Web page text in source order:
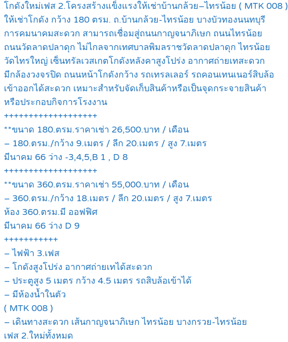
โกดังใหม่เฟส 2.โครงสร้างแข็งแรงให้เช่าบ้านกล้วย–ไทรน้อย ( MTK 008 )
ให้เช่าโกดัง กว้าง 180 ตรม. ถ.บ้านกล้วย-ไทรน้อย บางบัวทองนนทบุรี
การคมนาคมสะดวก สามารถเชื่อมสู่ถนนกาญจนาภิเษก ถนนไทรน้อย
ถนนวัดลาดปลาดุก ไม่ไกลจากเทศบาลพิมลราชวัดลาดปลาดุก ไทรน้อย
วัดไทรใหญ่ เซ็นทรัลเวสเกตโกดังหลังคาสูงโปร่ง อากาศถ่ายเทสะดวก
มีกล้องวงจรปิด ถนนหน้าโกดังกว้าง รถเทรลเลอร์ รถคอนเทนเนอร์สิบล้อ
เข้าออกได้สะดวก เหมาะสำหรับจัดเก็บสินค้าหรือเป็นจุดกระจายสินค้า
หรือประกอบกิจการโรงงาน
+++++++++++++++++++
**ขนาด 180.ตรม.ราคาเช่า 26,500.บาท / เดือน
– 180.ตรม./กว้าง 9.เมตร / ลีก 20.เมตร / สูง 7.เมตร
มีนาคม 66 ว่าง -3,4,5,B 1 , D 8
+++++++++++++++++++
**ขนาด 360.ตรม.ราคาเช่า 55,000.บาท / เดือน
– 360.ตรม./กว้าง 18.เมตร / ลีก 20.เมตร / สูง 7.เมตร
ห้อง 360.ตรม.มี ออฟฟิศ
มีนาคม 66 ว่าง D 9
+++++++++++
– ไฟฟ้า 3.เฟส
– โกดังสูงโปร่ง อากาศถ่ายเทได้สะดวก
– ประตูสูง 5 เมตร กว้าง 4.5 เมตร รถสิบล้อเข้าได้
– มีห้องน้ำในตัว
( MTK 008 )
– เดินทางสะดวก เส้นกาญจนาภิเษก ไทรน้อย บางกรวย-ไทรน้อย
เฟส 2.ใหม่ทั้งหมด